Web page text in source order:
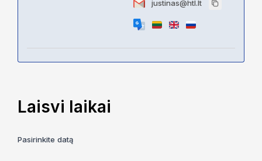
justinas@htl.lt
Laisvi laikai
Pasirinkite datą